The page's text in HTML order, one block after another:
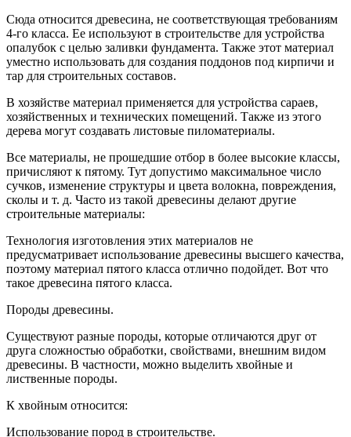
Сюда относится древесина, не соответствующая требованиям
4-го класса. Ее используют в строительстве для устройства
опалубок с целью заливки фундамента. Также этот материал
уместно использовать для создания поддонов под кирпичи и
тар для строительных составов.
В хозяйстве материал применяется для устройства сараев,
хозяйственных и технических помещений. Также из этого
дерева могут создавать листовые пиломатериалы.
Все материалы, не прошедшие отбор в более высокие классы,
причисляют к пятому. Тут допустимо максимальное число
сучков, изменение структуры и цвета волокна, повреждения,
сколы и т. д. Часто из такой древесины делают другие
строительные материалы:
Технология изготовления этих материалов не
предусматривает использование древесины высшего качества,
поэтому материал пятого класса отлично подойдет. Вот что
такое древесина пятого класса.
Породы древесины.
Существуют разные породы, которые отличаются друг от
друга сложностью обработки, свойствами, внешним видом
древесины. В частности, можно выделить хвойные и
лиственные породы.
К хвойным относится:
Использование пород в строительстве.